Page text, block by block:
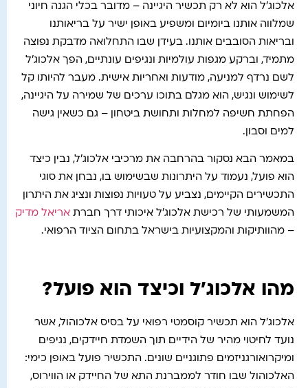
אלכוג'ל הוא לא רק תכשיר היגיינה – מדובר בכלי הגנה חיוני
שמלווה אותנו ביומיום ומשפיע באופן ישיר על בריאותנו
ובריאות הסובבים אותנו. בעידן שבו התחלואה מדבקת נפוצה
מתמיד, וברקע מגפות עולמיות ונגיפים עונתיים, הפך אלכוג'ל
לשם נרדף למניעה, מודעות ואחריות אישית. מעבר להיותו קל
לשימוש ונגיש, הוא מגלם בתוכו ערכים של שמירה על היגיינה,
הפחתת חשיפה למחלות ותחושת ביטחון – גם כשאין גישה
למים וסבון.
במאמר הבא נסקור בהרחבה את מרכיבי אלכוג'ל, נבין כיצד
הוא פועל, נעמוד על היתרונות שבשימוש בו, נבחן את סוגי
התכשירים הקיימים, נצביע על טעויות נפוצות ונציג את היתרון
המשמעותי של רכישת אלכוג'ל איכותי דרך חברת אריאל מדיק
– מהוותיקות והמקצועיות בישראל בתחום הציוד הרפואי.
מהו אלכוג'ל וכיצד הוא פועל?
אלכוג'ל הוא תכשיר קוסמטי רפואי על בסיס אלכוהול, אשר
נועד לחיטוי מהיר של הידיים תוך השמדת חיידקים, נגיפים
ומיקרואורגניזמים פתוגניים שונים. התכשיר פועל באופן כימי:
האלכוהול שבו חודר לממברנת התא של החיידק או הווירוס,